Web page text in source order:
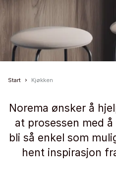
Start Kjøkken
Norema ønsker å
at prosessen med
bli så enkel som
hent inspirasjon